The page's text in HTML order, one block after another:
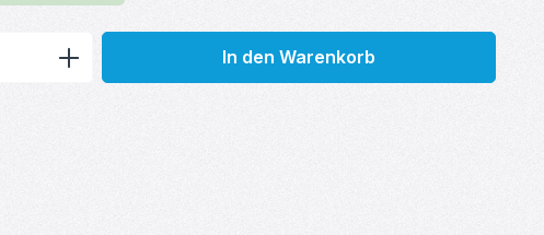
Gib den gewünschten Wert ein oder
In den Warenkorb